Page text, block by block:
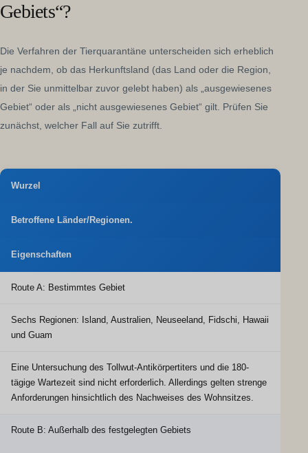
Gebiets“?
Die Verfahren der Tierquarantäne unterscheiden sich erheblich
je nachdem, ob das Herkunftsland (das Land oder die Region,
in der Sie unmittelbar zuvor gelebt haben) als „ausgewiesenes
Gebiet“ oder als „nicht ausgewiesenes Gebiet“ gilt. Prüfen Sie
zunächst, welcher Fall auf Sie zutrifft.
Wurzel
Betroffene Länder/Regionen.
Eigenschaften
Route A: Bestimmtes Gebiet
Sechs Regionen: Island, Australien, Neuseeland, Fidschi, Hawaii
und Guam
Eine Untersuchung des Tollwut-Antikörpertiters und die 180-
tägige Wartezeit sind nicht erforderlich. Allerdings gelten strenge
Anforderungen hinsichtlich des Nachweises des Wohnsitzes.
Route B: Außerhalb des festgelegten Gebiets